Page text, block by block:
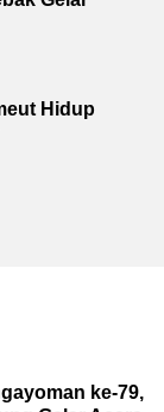
Hidup
ke-79,